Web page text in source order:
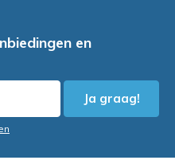
en
Ja graag!